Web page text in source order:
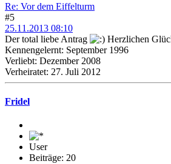
Re: Vor dem Eiffelturm
#5
25.11.2013 08:10
Der total liebe Antrag
Herzlichen
Kennengelernt: September 1996
Verliebt: Dezember 2008
Verheiratet: 27. Juli 2012
Fridel
User
Beiträge: 20